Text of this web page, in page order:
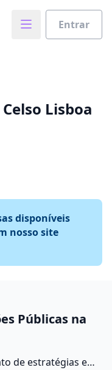
Entrar
Lisboa
disponíveis
nosso site
Públicas na
de estratégias e